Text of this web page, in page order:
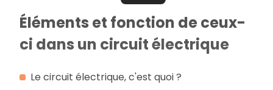
Éléments et fonction de ceux-
ci dans un circuit électrique
Le circuit électrique, c'est quoi ?